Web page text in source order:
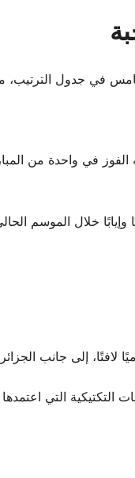
وإيابًا خلال الموسم
إلى جانب
التي اعتمدها